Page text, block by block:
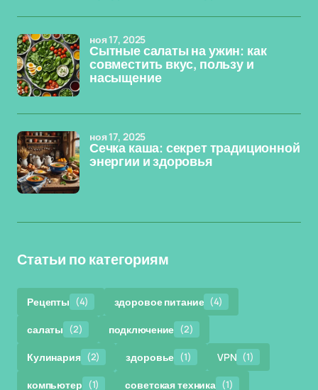
Сытные салаты на ужин: как
совместить вкус, пользу и
насыщение
ноя 17, 2025
Сечка каша: секрет традиционной
энергии и здоровья
ноя 17, 2025
Статьи по категориям
Рецепты (4) здоровое питание (4)
салаты (2) подключение (2)
Кулинария (2) здоровье (1) VPN (1)
компьютер (1) советская техника (1)